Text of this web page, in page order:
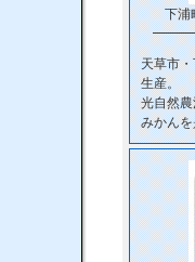
下浦
天草市
生産。
光自然
みかん